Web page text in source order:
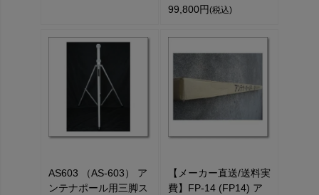
99,800円(税込)
AS603 （AS-603） ア
ンテナポール用三脚ス
【メーカー直送/送料実
費】FP-14 (FP14) ア